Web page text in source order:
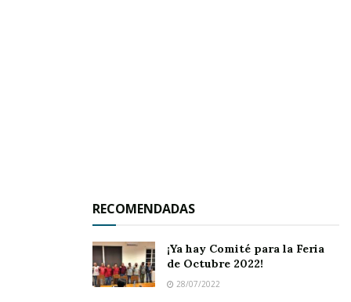
Limpieza
RECOMENDADAS
¡Ya hay Comité para la Feria
de Octubre 2022!
28/07/2022